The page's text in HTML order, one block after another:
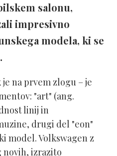
salonu,
impresivno
modela, ki se
na prvem zlogu – je
"art" (ang.
linij in
drugi del "eon"
model. Volkswagen z
novih, izrazito